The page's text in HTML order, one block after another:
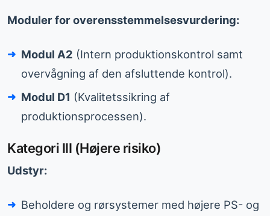
Moduler for overensstemmelsesvurdering:
Modul A2 (Intern produktionskontrol samt
overvågning af den afsluttende kontrol).
Modul D1 (Kvalitetssikring af
produktionsprocessen).
Kategori III (Højere risiko)
Udstyr:
Beholdere og rørsystemer med højere PS- og